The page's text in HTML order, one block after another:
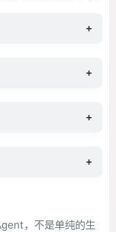
+
+
+
+
，不是单纯的生